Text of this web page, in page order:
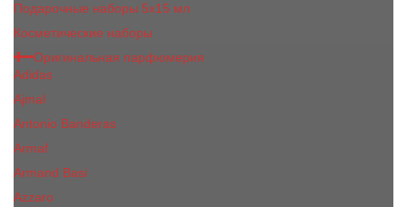
Подарочные наборы 5x15 мл
Косметические наборы
Оригинальная парфюмерия
Adidas
Ajmal
Antonio Banderas
Armaf
Armand Basi
Azzaro